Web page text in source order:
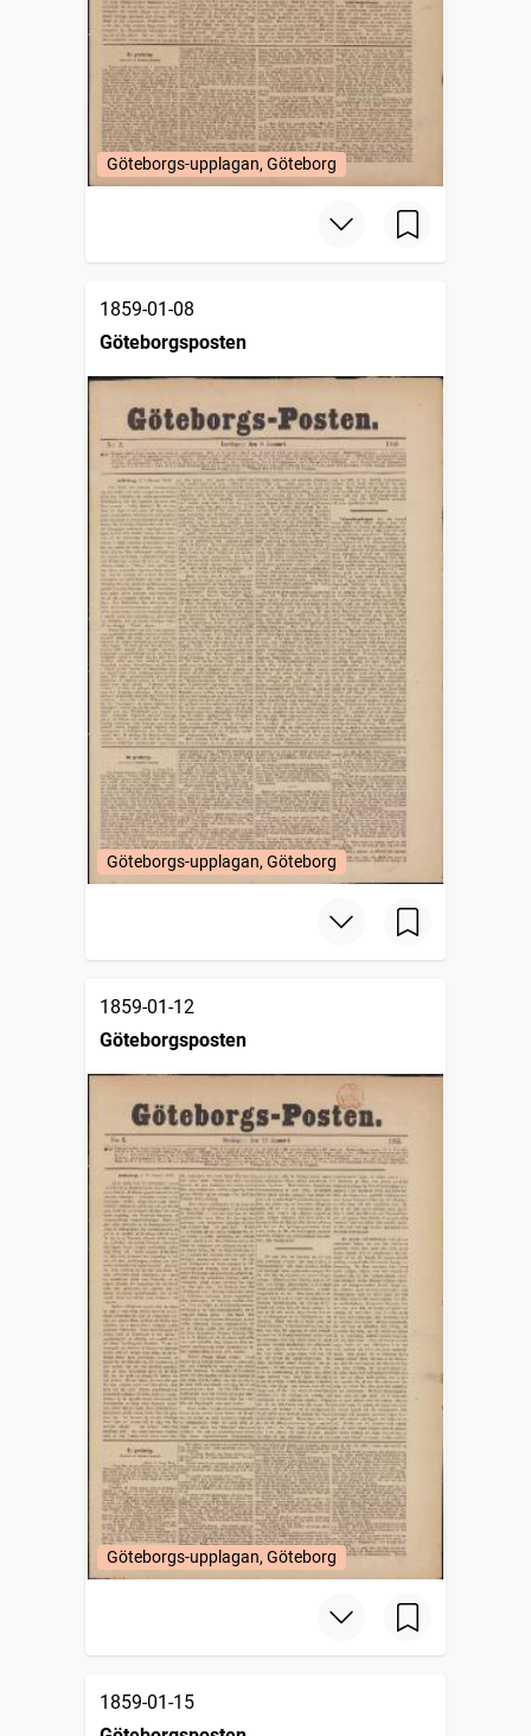
Göteborgs-upplagan, Göteborg
1859-01-08
Göteborgsposten
Göteborgs-upplagan, Göteborg
1859-01-12
Göteborgsposten
Göteborgs-upplagan, Göteborg
1859-01-15